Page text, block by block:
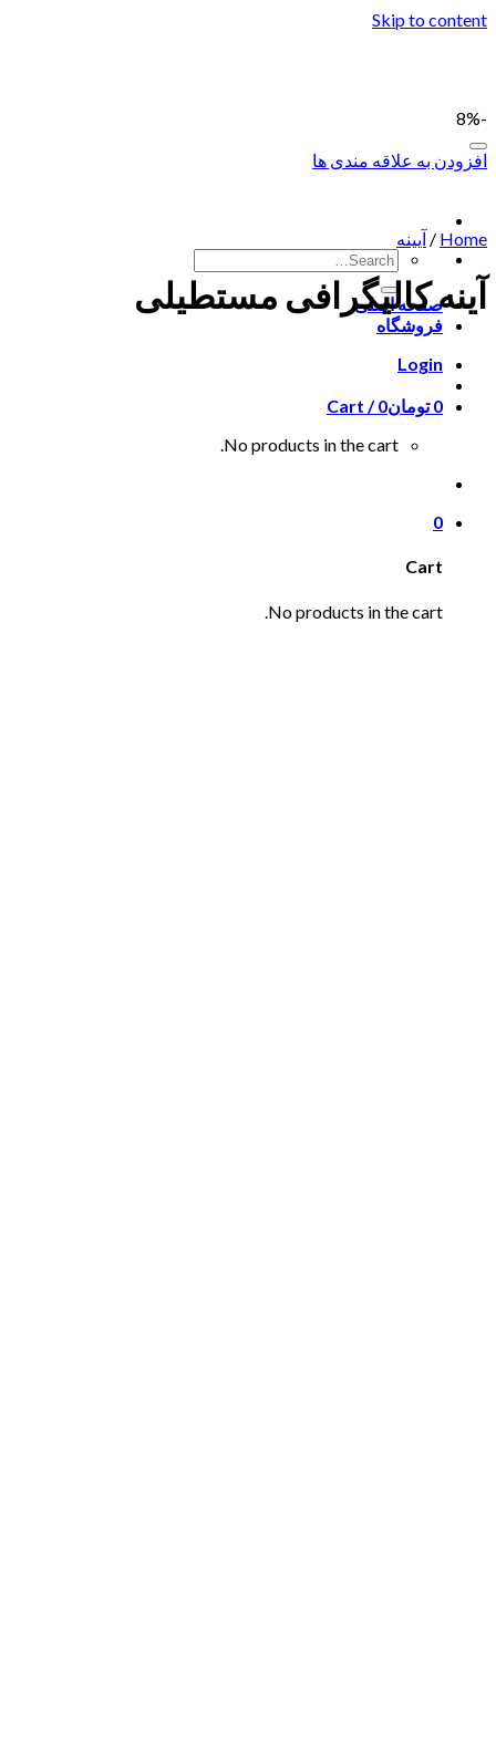
Skip to content
صفحه اصلی
فروشگاه
Login
Cart /
تومان0
0
No products in the cart.
0
Cart
No products in the cart.
-8%
افزودن به علاقه مندی ها
Home
/ آیینه
آینه کالیگرافی مستطیلی